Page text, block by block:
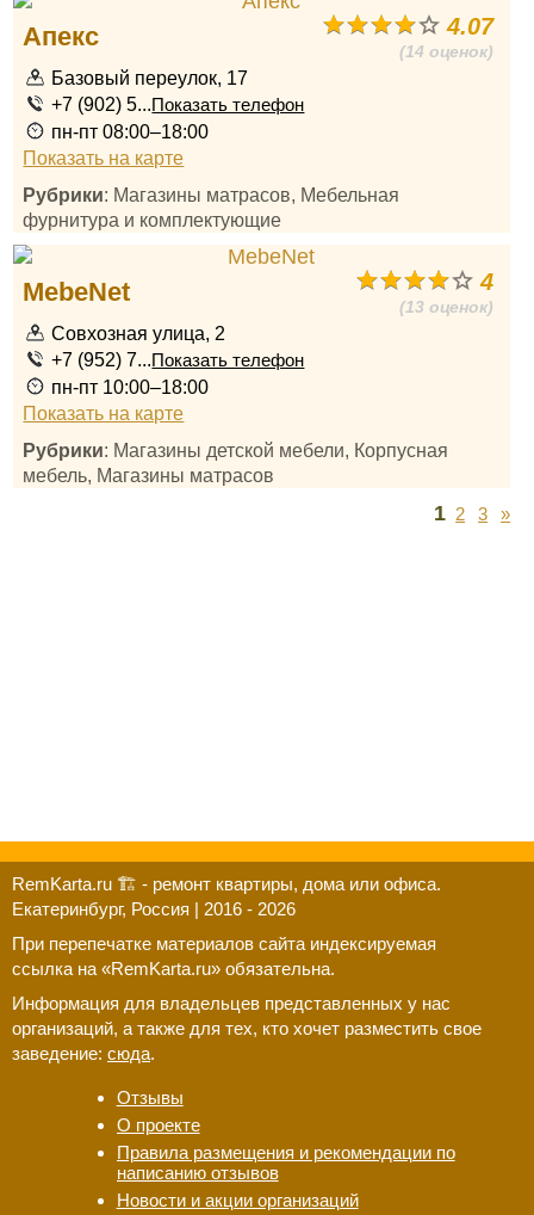
4.07
(14 оценок)
Апекс
Базовый переулок, 17
+7 (902) 5...Показать телефон
пн-пт 08:00–18:00
Показать на карте
Рубрики: Магазины матрасов, Мебельная
фурнитура и комплектующие
4
(13 оценок)
MebeNet
Совхозная улица, 2
+7 (952) 7...Показать телефон
пн-пт 10:00–18:00
Показать на карте
Рубрики: Магазины детской мебели, Корпусная
мебель, Магазины матрасов
1 2 3 »
RemKarta.ru 🏗️ - ремонт квартиры, дома или офиса.
Екатеринбург, Россия | 2016 - 2026
При перепечатке материалов сайта индексируемая
ссылка на «RemKarta.ru» обязательна.
Информация для владельцев представленных у нас
организаций, а также для тех, кто хочет разместить свое
заведение: сюда.
Отзывы
Новости и акции организаций